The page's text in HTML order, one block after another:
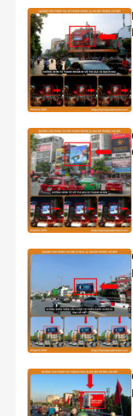
Đức Thắng
Một số chiến dịch
Nguyễn Huệ – Tôn